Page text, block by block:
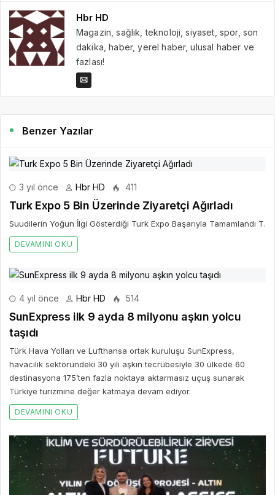
Hbr HD
Magazin, sağlık, teknoloji, siyaset, spor, son
dakika, haber, yerel haber, ulusal haber ve
fazlası!
Benzer Yazılar
3 yıl önce Hbr HD 411
Turk Expo 5 Bin Üzerinde Ziyaretçi Ağırladı
Suudilerin Yoğun İlgi Gösterdiği Turk Expo Başarıyla Tamamlandı T.
DEVAMINI OKU
4 yıl önce Hbr HD 514
SunExpress ilk 9 ayda 8 milyonu aşkın yolcu
taşıdı
Türk Hava Yolları ve Lufthansa ortak kuruluşu SunExpress,
havacılık sektöründeki 30 yılı aşkın tecrübesiyle 30 ülkede 60
destinasyona 175’ten fazla noktaya aktarmasız uçuş sunarak
Türkiye turizmine değer katmaya devam ediyor.
DEVAMINI OKU